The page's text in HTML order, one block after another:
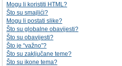
Mogu li koristiti HTML?
Što su smajlići?
Mogu li postati slike?
Što su globalne obavijesti?
Što su obavijesti?
Što je “važno”?
Što su zaključane teme?
Što su ikone tema?